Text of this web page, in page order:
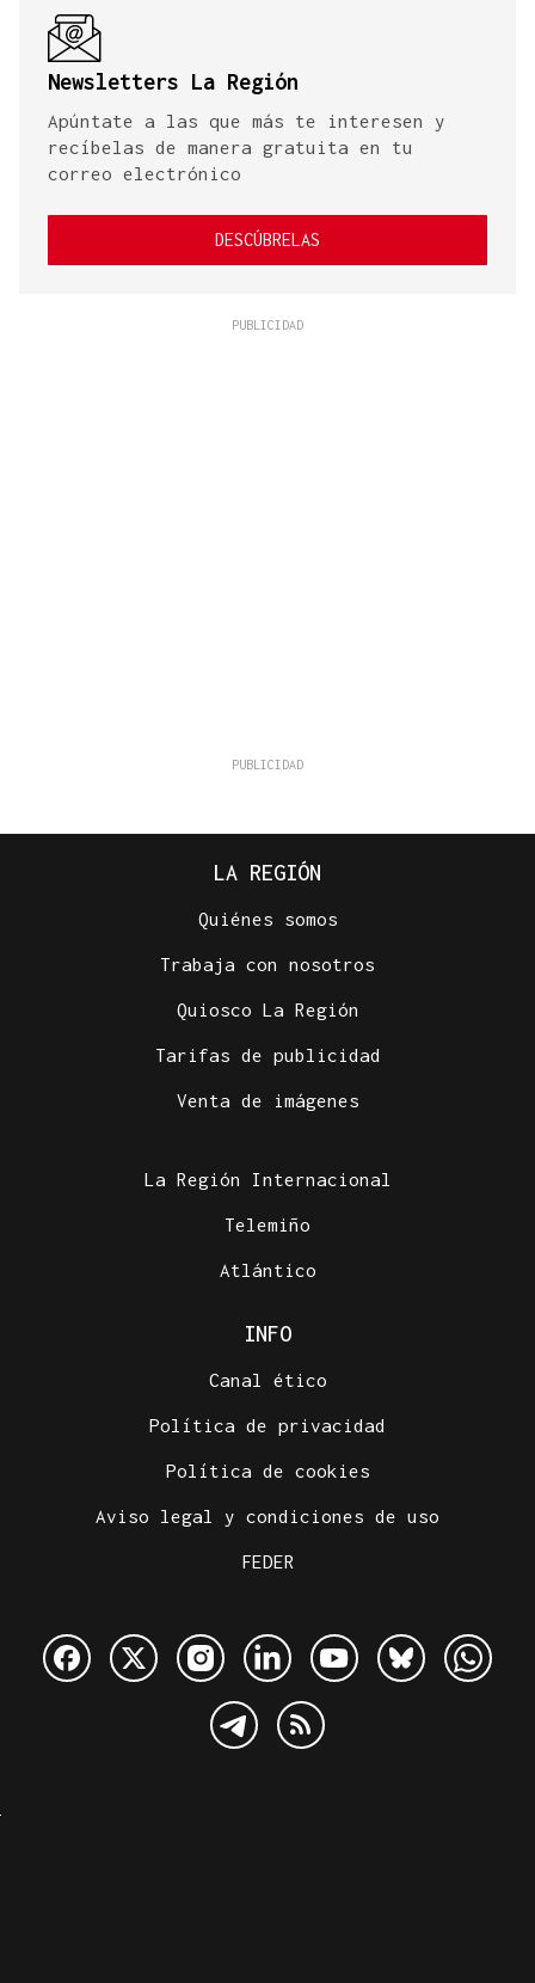
Newsletters La Región
Apúntate a las que más te interesen y
recíbelas de manera gratuita en tu
correo electrónico
DESCÚBRELAS
LA REGIÓN
Quiénes somos
Trabaja con nosotros
Quiosco La Región
Tarifas de publicidad
Venta de imágenes
La Región Internacional
Telemiño
Atlántico
INFO
Canal ético
Política de privacidad
Política de cookies
Aviso legal y condiciones de uso
FEDER